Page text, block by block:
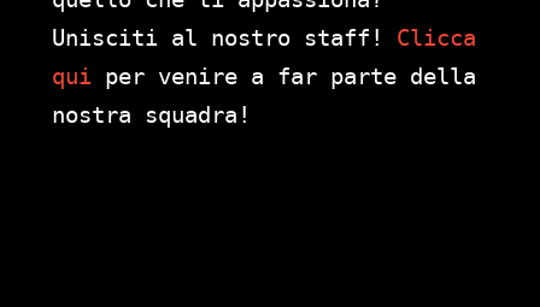
Unisciti al nostro staff! Clicca
qui per venire a far parte della
nostra squadra!